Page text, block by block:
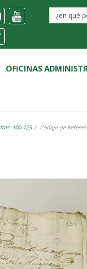
OFICINAS
100-125 Código de